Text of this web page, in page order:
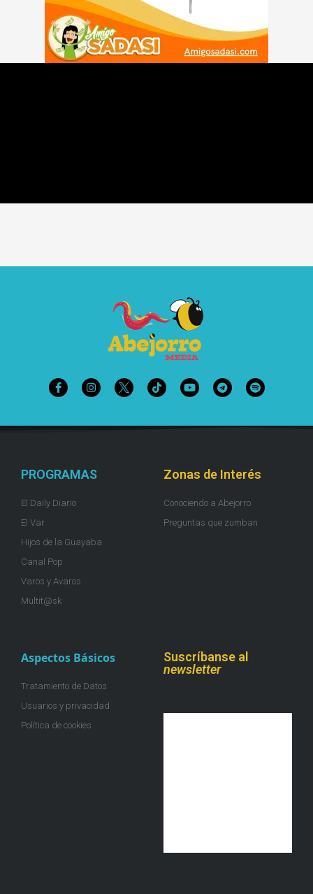
PROGRAMAS
El Daily Diario
El Var
Hijos de la Guayaba
Canal Pop
Varos y Avaros
Multit@sk
Zonas de Interés
Conociendo a Abejorro
Preguntas que zumban
Aspectos Básicos
Tratamiento de Datos
Usuarios y privacidad
Política de cookies
Suscríbanse al
newsletter